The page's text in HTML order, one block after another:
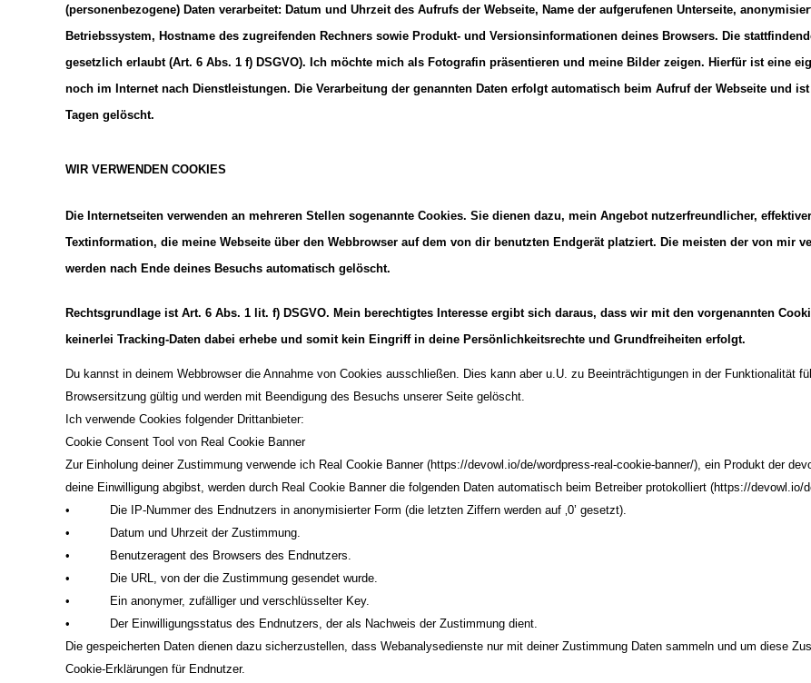
(personenbezogene) Daten verarbeitet: Datum und Uhrzeit des Aufrufs der Webseite, Name der aufgerufenen Unterseite,
Betriebssystem, Hostname des zugreifenden Rechners sowie Produkt- und Versionsinformationen deines Browsers. Die
gesetzlich erlaubt (Art. 6 Abs. 1 f) DSGVO). Ich möchte mich als Fotografin präsentieren und meine Bilder zeigen. Hierfür ist eine
noch im Internet nach Dienstleistungen. Die Verarbeitung der genannten Daten erfolgt automatisch beim Aufruf der Webseite und
Tagen gelöscht.
WIR VERWENDEN COOKIES
Die Internetseiten verwenden an mehreren Stellen sogenannte Cookies. Sie dienen dazu, mein Angebot nutzerfreundlicher,
Textinformation, die meine Webseite über den Webbrowser auf dem von dir benutzten Endgerät platziert. Die meisten der von mir
werden nach Ende deines Besuchs automatisch gelöscht.
Rechtsgrundlage ist Art. 6 Abs. 1 lit. f) DSGVO. Mein berechtigtes Interesse ergibt sich daraus, dass wir mit den vorgenannten
keinerlei Tracking-Daten dabei erhebe und somit kein Eingriff in deine Persönlichkeitsrechte und Grundfreiheiten erfolgt.
Du kannst in deinem Webbrowser die Annahme von Cookies ausschließen. Dies kann aber u.U. zu Beeinträchtigungen in der Funktionalität
Browsersitzung gültig und werden mit Beendigung des Besuchs unserer Seite gelöscht.
Ich verwende Cookies folgender Drittanbieter:
Cookie Consent Tool von Real Cookie Banner
Zur Einholung deiner Zustimmung verwende ich Real Cookie Banner (https://devowl.io/de/wordpress-real-cookie-banner/), ein Produkt der
deine Einwilligung abgibst, werden durch Real Cookie Banner die folgenden Daten automatisch beim Betreiber protokolliert (https://devowl.io/
• Die IP-Nummer des Endnutzers in anonymisierter Form (die letzten Ziffern werden auf ‚0’ gesetzt).
• Datum und Uhrzeit der Zustimmung.
• Benutzeragent des Browsers des Endnutzers.
• Die URL, von der die Zustimmung gesendet wurde.
• Ein anonymer, zufälliger und verschlüsselter Key.
• Der Einwilligungsstatus des Endnutzers, der als Nachweis der Zustimmung dient.
Die gespeicherten Daten dienen dazu sicherzustellen, dass Webanalysedienste nur mit deiner Zustimmung Daten sammeln und um diese
Cookie-Erklärungen für Endnutzer.